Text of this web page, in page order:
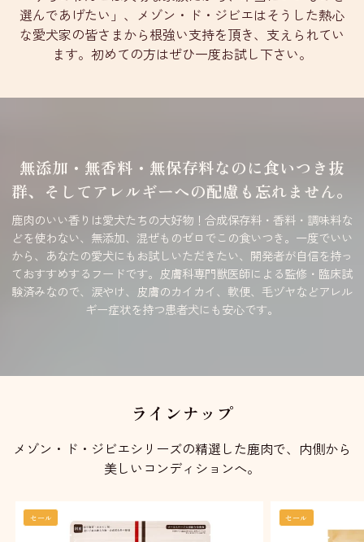
選んであげたい」、メゾン・ド・ジビエはそうした熱心
な愛犬家の皆さまから根強い支持を頂き、支えられてい
ます。初めての方はぜひ一度お試し下さい。
無添加・無香料・無保存料なのに食いつき抜
群、そしてアレルギーへの配慮も忘れません。
鹿肉のいい香りは愛犬たちの大好物！合成保存料・香料・調味料な
どを使わない、無添加、混ぜものゼロでこの食いつき。一度でいい
から、あなたの愛犬にもお試しいただきたい、開発者が自信を持っ
ておすすめするフードです。皮膚科専門獣医師による監修・臨床試
験済みなので、涙やけ、皮膚のカイカイ、軟便、毛ヅヤなどアレル
ギー症状を持つ患者犬にも安心です。
ラインナップ
メゾン・ド・ジビエシリーズの精選した鹿肉で、内側から
美しいコンディションへ。
セール セール